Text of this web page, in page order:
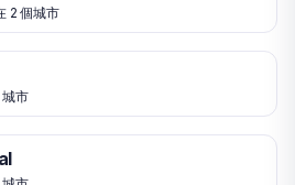
2 個城市
城市